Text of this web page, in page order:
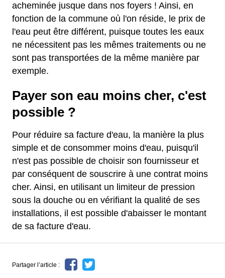
acheminée jusque dans nos foyers ! Ainsi, en
fonction de la commune où l'on réside, le prix de
l'eau peut être différent, puisque toutes les eaux
ne nécessitent pas les mêmes traitements ou ne
sont pas transportées de la même manière par
exemple.
Payer son eau moins cher, c'est
possible ?
Pour réduire sa facture d'eau, la manière la plus
simple et de consommer moins d'eau, puisqu'il
n'est pas possible de choisir son fournisseur et
par conséquent de souscrire à une contrat moins
cher. Ainsi, en utilisant un limiteur de pression
sous la douche ou en vérifiant la qualité de ses
installations, il est possible d'abaisser le montant
de sa facture d'eau.
Partager l’article :